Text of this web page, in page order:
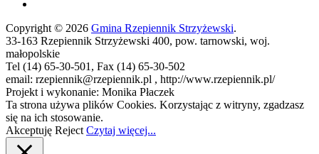
Copyright © 2026 Gmina Rzepiennik Strzyżewski.
33-163 Rzepiennik Strzyżewski 400, pow. tarnowski, woj.
małopolskie
Tel (14) 65-30-501, Fax (14) 65-30-502
email: rzepiennik@rzepiennik.pl , http://www.rzepiennik.pl/
Projekt i wykonanie: Monika Płaczek
Ta strona używa plików Cookies. Korzystając z witryny, zgadzasz
się na ich stosowanie.
Akceptuję Reject Czytaj więcej...